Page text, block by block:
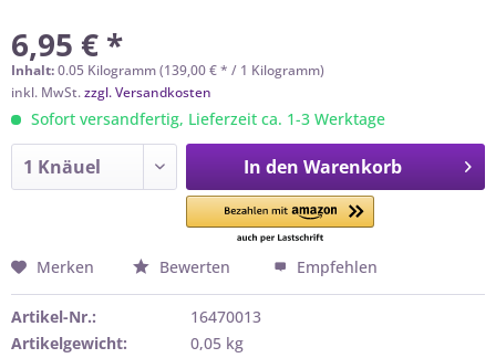
6,95 € *
Inhalt:0.05 Kilogramm (139,00 € * / 1 Kilogramm)
inkl. MwSt.zzgl. Versandkosten
Sofort versandfertig, Lieferzeit ca. 1-3 Werktage
In den Warenkorb
Merken Bewerten Empfehlen
Artikel-Nr.:
16470013
Artikelgewicht:
0,05 kg